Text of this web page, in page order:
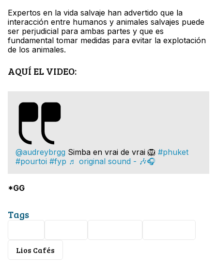
Expertos en la vida salvaje han advertido que la
interacción entre humanos y animales salvajes puede
ser perjudicial para ambas partes y que es
fundamental tomar medidas para evitar la explotación
de los animales.
AQUÍ EL VIDEO:
@audreybrgg Simba en vrai de vrai 🦁 #phuket
#pourtoi #fyp ♬ original sound - 🎶🎧
*GG
Tags
Lios Cafés